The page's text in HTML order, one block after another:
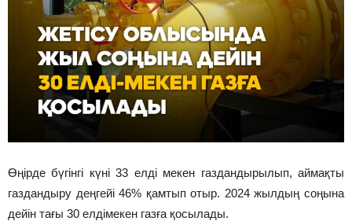
Өңірде бүгінгі күні 33 елді мекен газдандырылып, аймақты
газдандыру деңгейі 46% қамтып отыр. 2024 жылдың соңына
дейін тағы 30 елдімекен газға қосылады.